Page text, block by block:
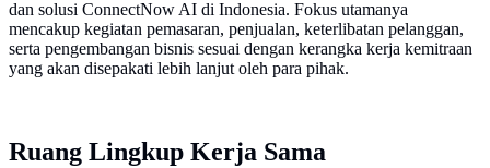
dan solusi ConnectNow AI di Indonesia. Fokus utamanya
mencakup kegiatan pemasaran, penjualan, keterlibatan pelanggan,
serta pengembangan bisnis sesuai dengan kerangka kerja kemitraan
yang akan disepakati lebih lanjut oleh para pihak.
Ruang Lingkup Kerja Sama